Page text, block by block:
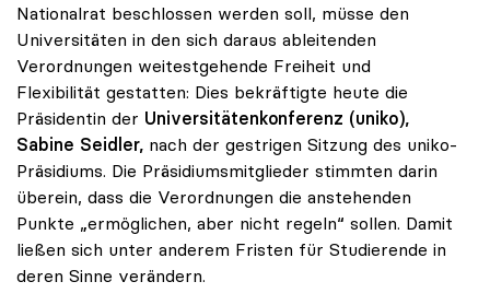
Nationalrat beschlossen werden soll, müsse den
Universitäten in den sich daraus ableitenden
Verordnungen weitestgehende Freiheit und
Flexibilität gestatten: Dies bekräftigte heute die
Präsidentin der Universitätenkonferenz (uniko),
Sabine Seidler, nach der gestrigen Sitzung des uniko-
Präsidiums. Die Präsidiumsmitglieder stimmten darin
überein, dass die Verordnungen die anstehenden
Punkte „ermöglichen, aber nicht regeln“ sollen. Damit
ließen sich unter anderem Fristen für Studierende in
deren Sinne verändern.